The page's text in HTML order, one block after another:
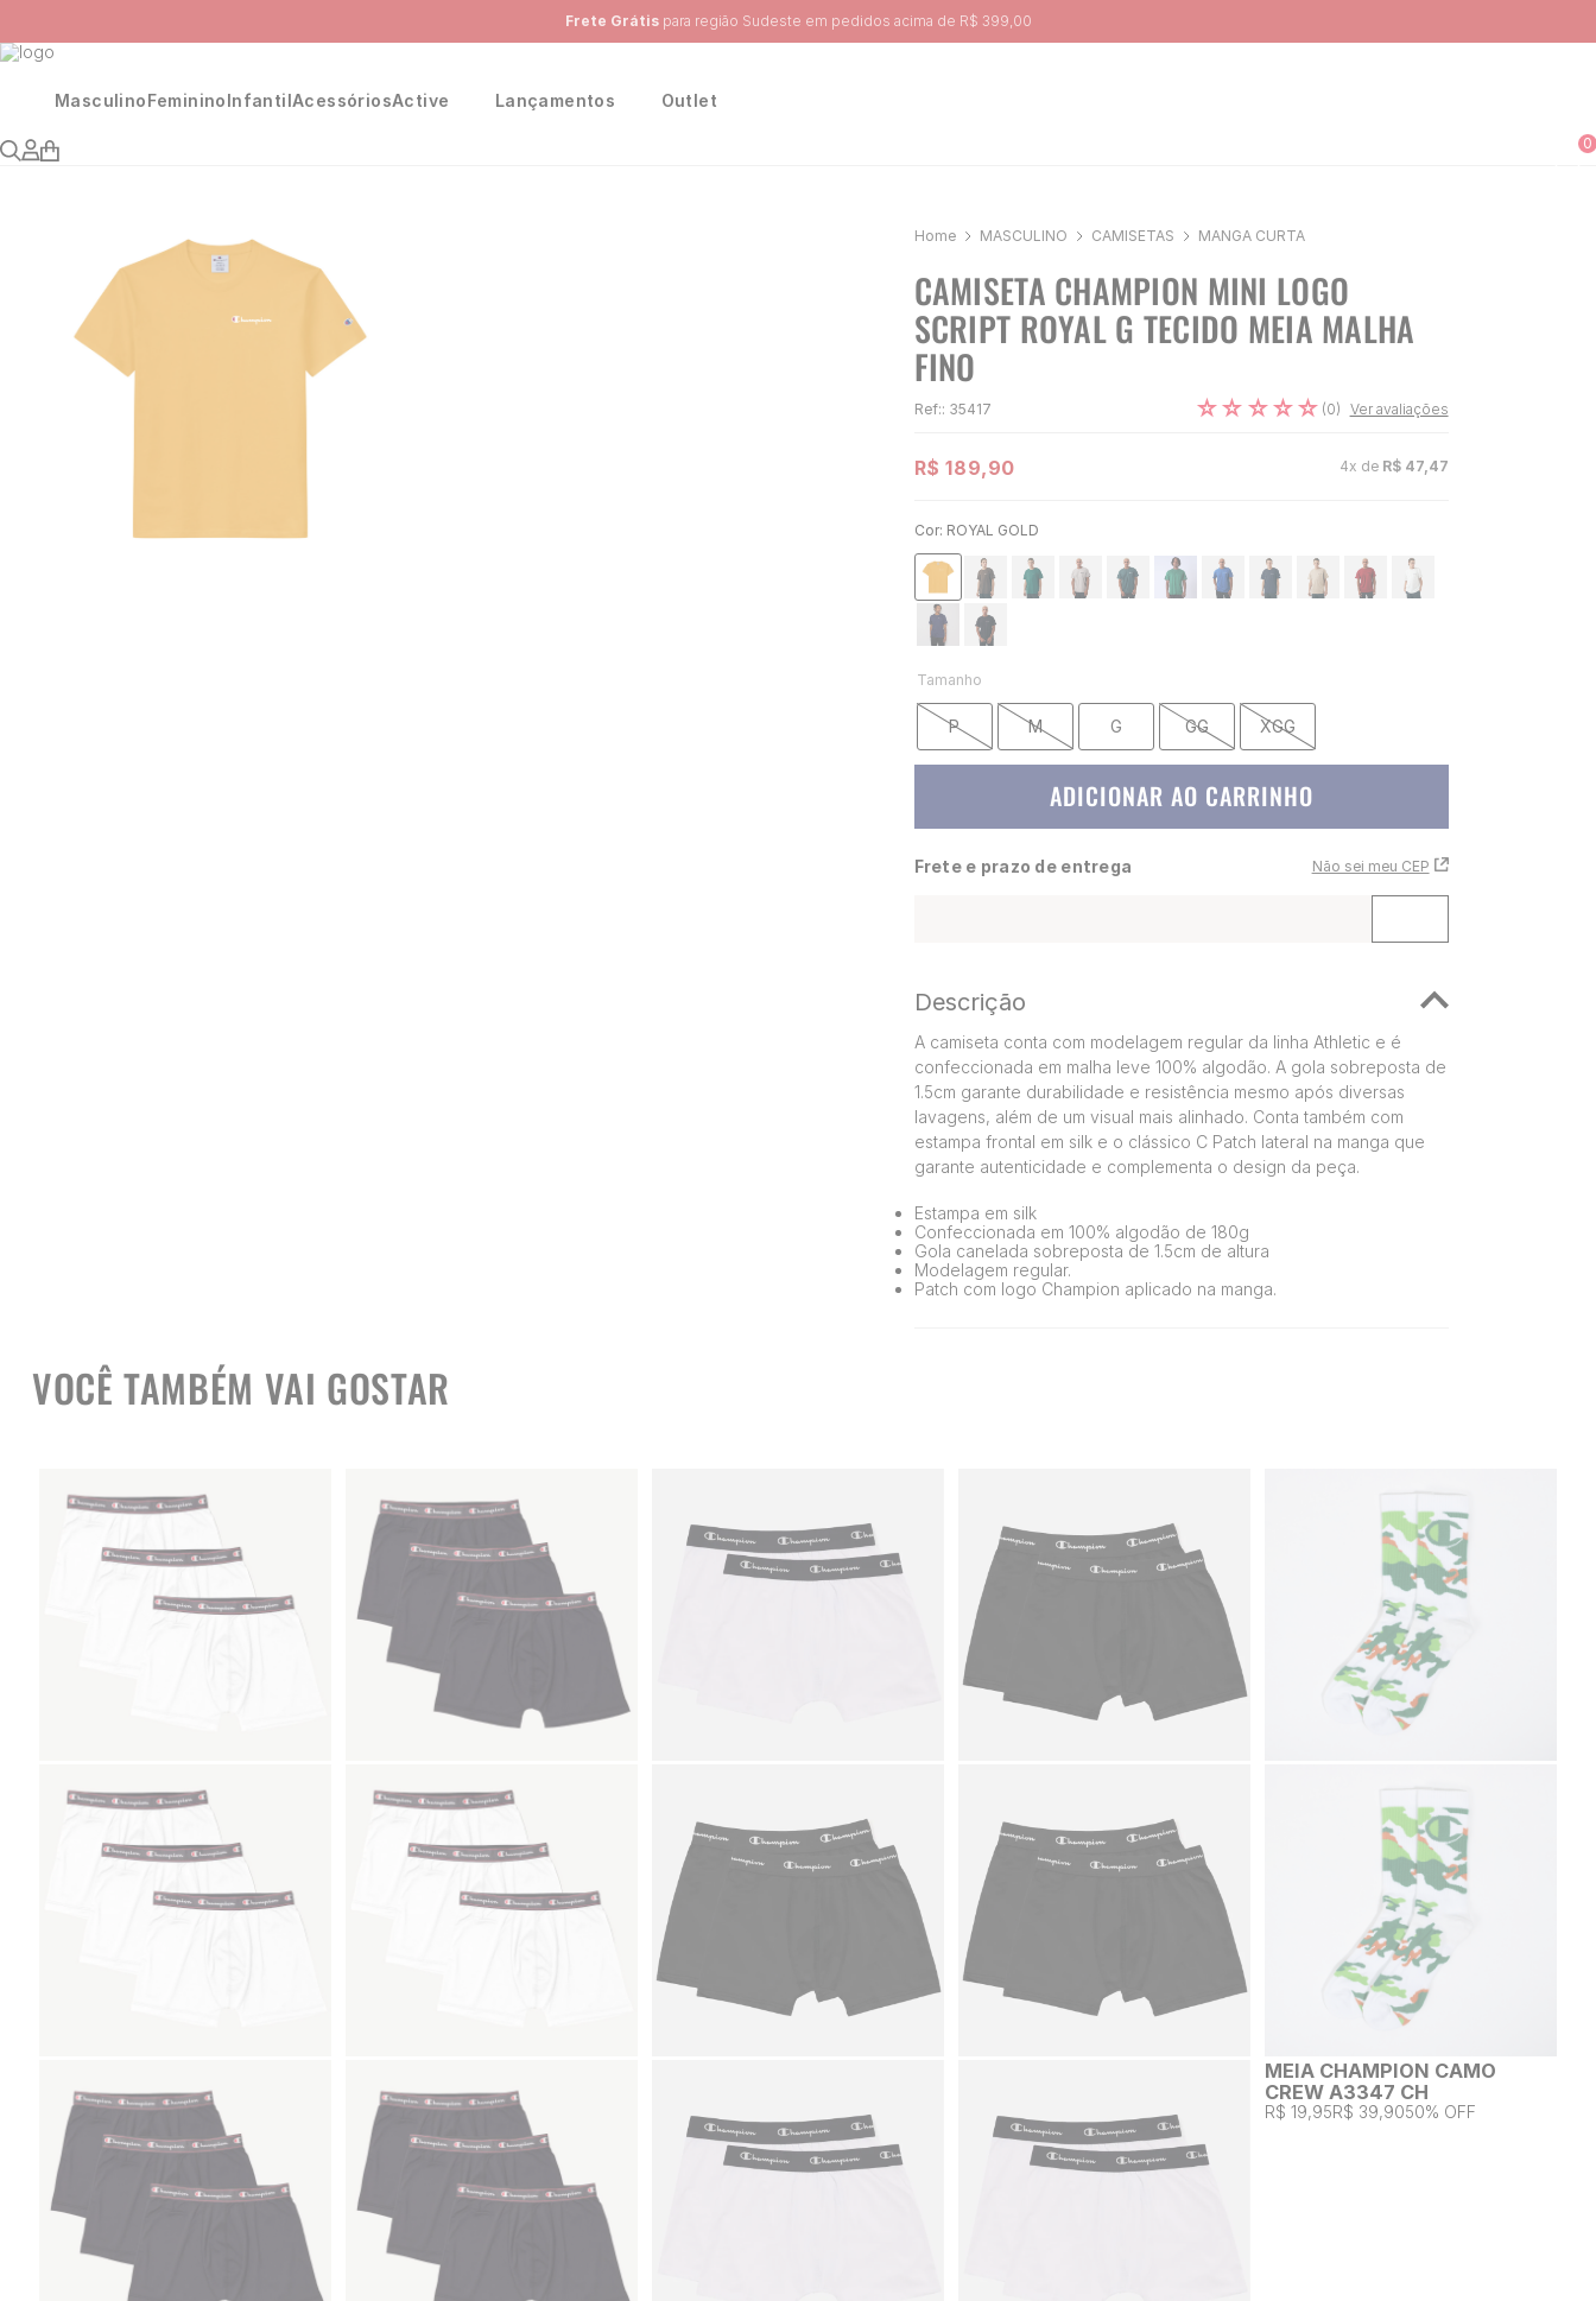
Ganhe 10% na primeira compra, utilizando o cupom: PRIMEIRA10
MasculinoFemininoInfantilAcessóriosActive Lançamentos Outlet
0
MASCULINO CAMISETAS MANGA CURTA
CAMISETA CHAMPION MINI LOGO
SCRIPT ROYAL G TECIDO MEIA MALHA
FINO
Ref:: 35417 ☆☆ ☆☆☆ (0) Ver avaliações
R$ 189,90 4x de R$ 47, 47
Cor: ROYAL GOLD
Tamanho
P M G GG XGG
ADICIONAR AO CARRINHO
Frete e prazo de entrega Não sei meu CEP
Descrição
A camiseta conta com modelagem regular da linha Athletic e é
confeccionada em malha leve 100% algodão. A gola sobreposta de
1.5cm garante durabilidade e resistência mesmo após diversas
lavagens, além de um visual mais alinhado. Conta também com
estampa frontal em silk e o clássico C Patch lateral na manga que
garante autenticidade e complementa o design da peça.
Estampa em silk
Confeccionada em 100% algodão de 180g
Gola canelada sobreposta de 1.5cm de altura
Modelagem regular.
Patch com logo Champion aplicado na manga.
VOCÊ TAMBÉM VAI GOSTAR
MEIA CHAMPION CAMO
CREW A3347 CH
R$ 19,95R$ 39,9050% OFF